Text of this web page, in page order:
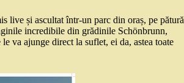
live și ascultat într-un parc din oraș, pe pătură
incredibile din grădinile Schönbrunn,
va ajunge direct la suflet, ei da, astea toate